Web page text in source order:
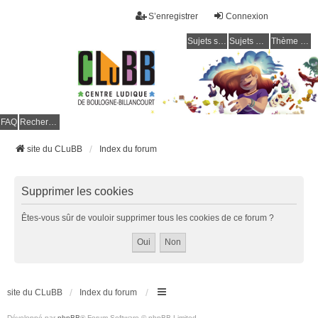
Connexion
S’enregistrer
Sujets sans réponse Sujets actifs Thème clair / foncé
FAQ Rechercher
site du CLuBB Index du forum
Supprimer les cookies
Êtes-vous sûr de vouloir supprimer tous les cookies de ce forum ?
site du CLuBB Index du forum